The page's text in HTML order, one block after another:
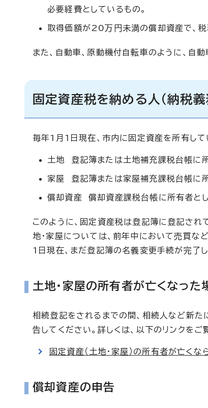
必要経費としているもの。
取得価額が20万円未満の償却資産で、
また、自動車、原動機付自転車のように、自
固定資産税を納める人（納税義
毎年1月1日現在、市内に固定資産を所有して
土地 登記簿または土地補充課税台帳に
家屋 登記簿または家屋補充課税台帳に
償却資産 償却資産課税台帳に所有者と
このように、固定資産税は登記簿に登記され
地・家屋については、前年中において売買な
1日現在、まだ登記簿の名義変更手続が完了
土地・家屋の所有者が亡くなった
相続登記をされるまでの間、相続人など新
告してください。詳しくは、以下のリンクをご
固定資産（土地・家屋）の所有者が亡く
償却資産の申告